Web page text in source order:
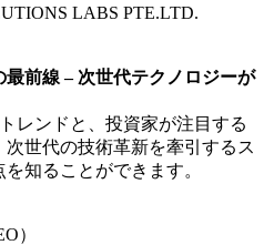
LABS PTE.LTD.
最前線 – 次世代テクノロジーが
レンドと、投資家が注目する
世代の技術革新を牽引するス
知ることができます。
）